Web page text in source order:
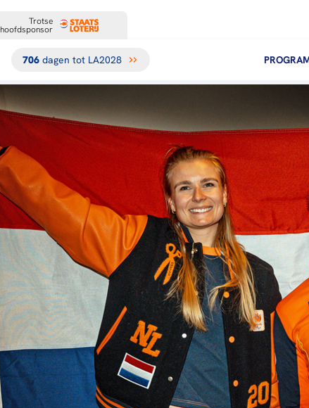
Trotse
hoofdsponsor
706 dagen tot LA2028